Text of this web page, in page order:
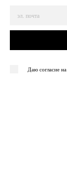
Даю согласие